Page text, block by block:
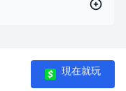
現在就玩